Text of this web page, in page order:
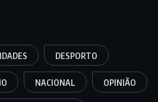
DESPORTO
NACIONAL OPINIÃO